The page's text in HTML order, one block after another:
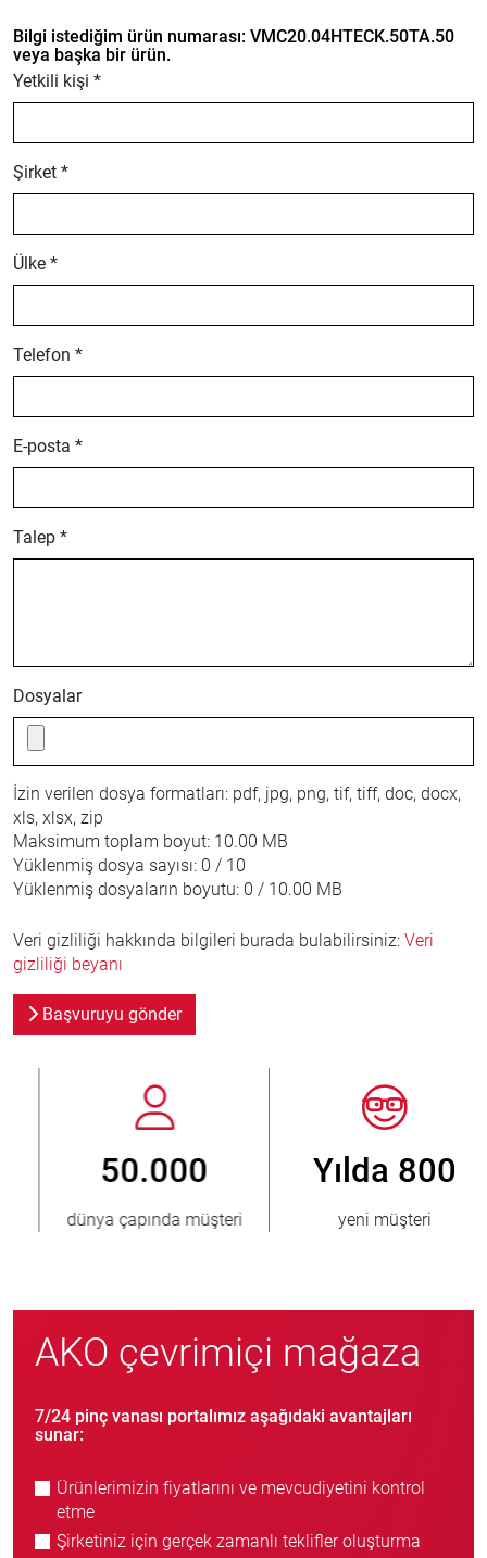
Bilgi istediğim ürün numarası: VMC20.04HTECK.50TA.50
veya başka bir ürün.
Yetkili kişi *
Şirket *
Ülke *
Telefon *
E-posta *
Talep *
Dosyalar
İzin verilen dosya formatları: pdf, jpg, png, tif, tiff, doc, docx,
xls, xlsx, zip
Maksimum toplam boyut: 10.00 MB
Yüklenmiş dosya sayısı: 0 / 10
Yüklenmiş dosyaların boyutu: 0 / 10.00 MB
Veri gizliliği hakkında bilgileri burada bulabilirsiniz: Veri
gizliliği beyanı
Başvuruyu gönder
Yılda 800
yeni müşteri
> 3.500.000
satılmış ünite
AKO çevrimiçi mağaza
7/24 pinç vanası portalımız aşağıdaki avantajları
sunar:
Ürünlerimizin fiyatlarını ve mevcudiyetini kontrol
etme
Şirketiniz için gerçek zamanlı teklifler oluşturma